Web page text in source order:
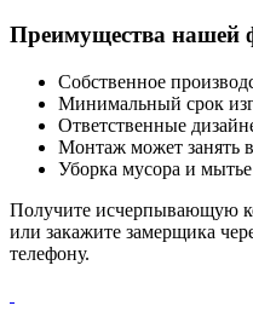
Преимущества
Собственное
Минимальный срок
Ответственные
Монтаж может занять
Уборка мусора и
Получите исчерпывающую
или закажите замерщика
телефону.